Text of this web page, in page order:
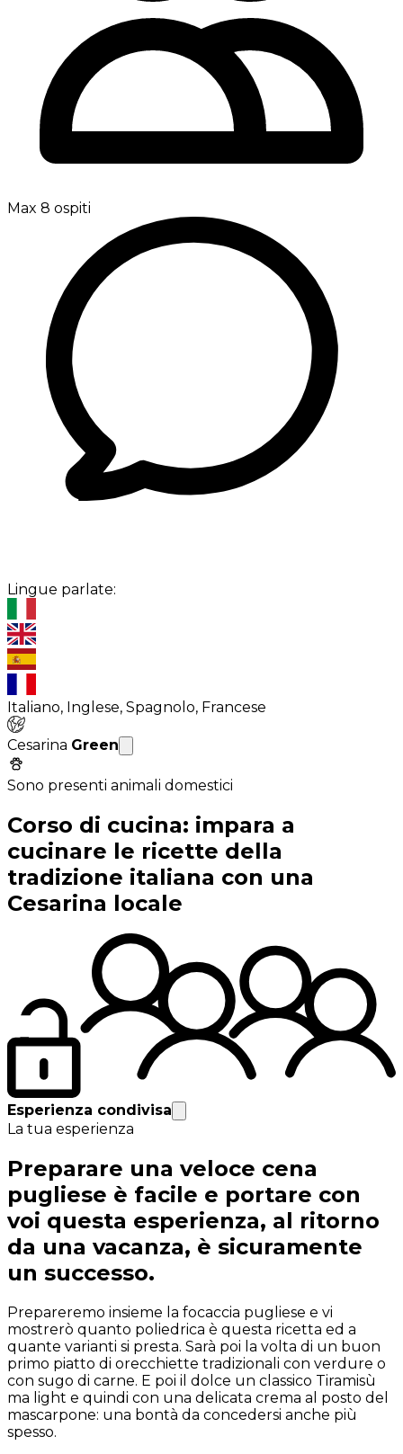
Max 8 ospiti
Lingue parlate:
Italiano, Inglese, Spagnolo, Francese
Cesarina Green
Sono presenti animali domestici
Corso di cucina: impara a
cucinare le ricette della
tradizione italiana con una
Cesarina locale
Esperienza condivisa
La tua esperienza
Preparare una veloce cena
pugliese è facile e portare con
voi questa esperienza, al ritorno
da una vacanza, è sicuramente
un successo.
Prepareremo insieme la focaccia pugliese e vi
mostrerò quanto poliedrica è questa ricetta ed a
quante varianti si presta. Sarà poi la volta di un buon
primo piatto di orecchiette tradizionali con verdure o
con sugo di carne. E poi il dolce un classico Tiramisù
ma light e quindi con una delicata crema al posto del
mascarpone: una bontà da concedersi anche più
spesso.